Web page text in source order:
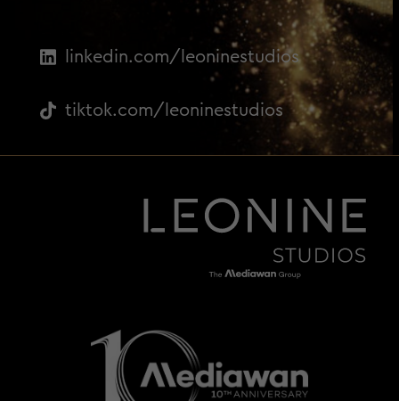
linkedin.com/leoninestudios
tiktok.com/leoninestudios